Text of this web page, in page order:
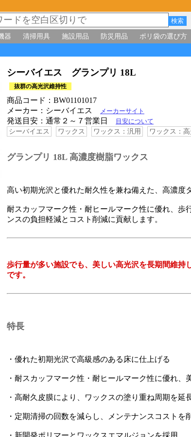
器 清掃用具 施設用品 防災用品 ポリ袋の選び方
シーバイエス グランプリ 18L
抜群の高光沢維持性
商品コード：BW01101017
メーカー：シーバイエス
メーカーサイト
発送目安：通常２～７営業日 目安について
シーバイエス ワックス ワックス：汎用 ワックス：高
グランプリ 18L 高濃度樹脂ワックス
高い初期光沢と優れた耐久性を兼ね備えた、高濃度
耐スカッフマーク性・耐ヒールマーク性に優れ、
ンスの負担軽減とコスト削減に貢献します。
歩行量が多い施設でも、美しい高光沢を長期間維
です。
特長
・優れた初期光沢で高級感のある床に仕上げる
・耐スカッフマーク性・耐ヒールマーク性に優れ、
・高耐久皮膜により、ワックスの塗り重ね周期を延
・定期清掃の回数を減らし、メンテナンスコストを
・新開発ポリマーとワックスエマルジョンを採用